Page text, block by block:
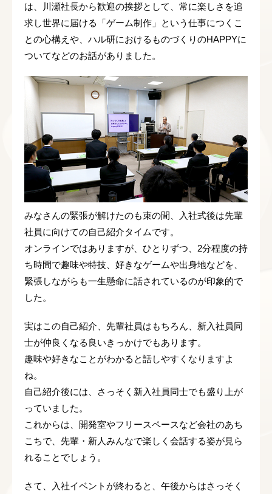
は、川瀬社長から歓迎の挨拶として、常に楽しさを追
求し世界に届ける「ゲーム制作」という仕事につくこ
との心構えや、ハル研におけるものづくりのHAPPYに
ついてなどのお話がありました。
みなさんの緊張が解けたのも束の間、入社式後は先輩
社員に向けての自己紹介タイムです。
オンラインではありますが、ひとりずつ、2分程度の持
ち時間で趣味や特技、好きなゲームや出身地などを、
緊張しながらも一生懸命に話されているのが印象的で
した。
実はこの自己紹介、先輩社員はもちろん、新入社員同
士が仲良くなる良いきっかけでもあります。
趣味や好きなことがわかると話しやすくなりますよ
ね。
自己紹介後には、さっそく新入社員同士でも盛り上が
っていました。
これからは、開発室やフリースペースなど会社のあち
こちで、先輩・新人みんなで楽しく会話する姿が見ら
れることでしょう。
さて、入社イベントが終わると、午後からはさっそく